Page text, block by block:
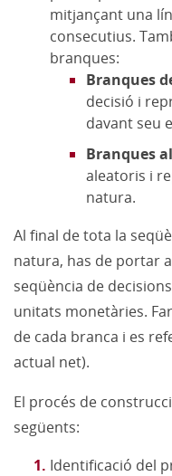
mitjançant una
consecutius.
branques:
Branques
decisió i
davant seu
Branques
aleatoris i
natura.
Al final de tota la
natura, has de portar
seqüència de
unitats monetàries.
de cada branca i es
actual net).
El procés de
següents:
Identificació del